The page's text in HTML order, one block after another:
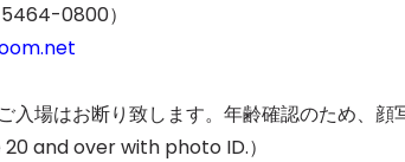
0800）
場はお断り致します。年齢確認のため、顔
and over with photo ID.）